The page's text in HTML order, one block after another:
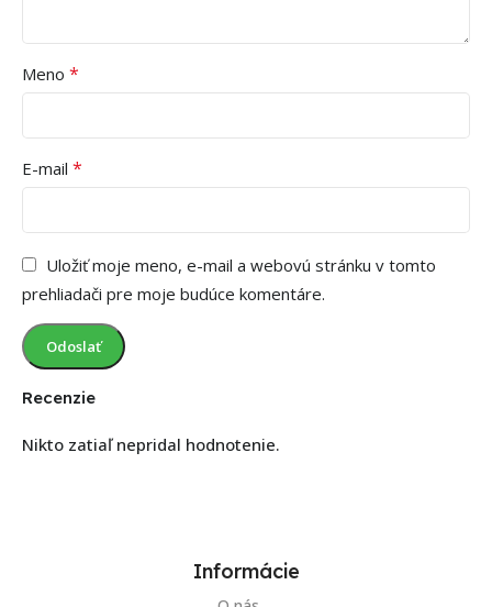
Recenzie
Nikto zatiaľ nepridal hodnotenie.
Meno *
E-mail *
Uložiť moje meno, e-mail a webovú stránku v tomto
prehliadači pre moje budúce komentáre.
Informácie